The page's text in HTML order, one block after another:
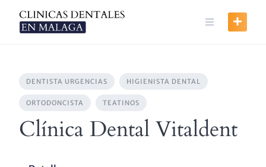
content
DENTISTA URGENCIAS HIGIENISTA DENTAL
ORTODONCISTA TEATINOS
Clínica Dental Vitaldent